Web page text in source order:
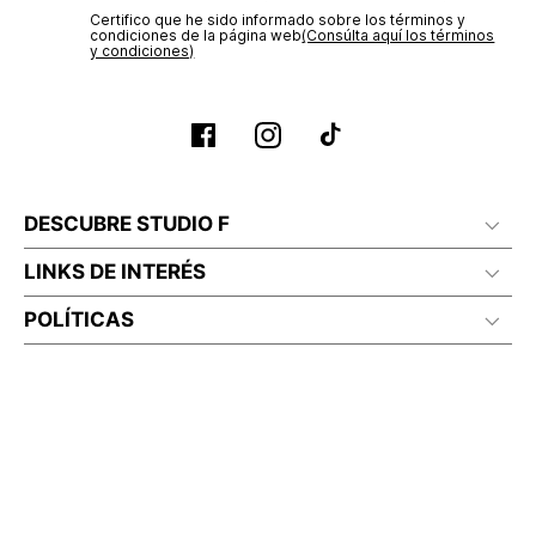
Certifico que he sido informado sobre los términos y
condiciones de la página web‎(Consúlta aquí los términos
y condiciones)
DESCUBRE STUDIO F
LINKS DE INTERÉS
POLÍTICAS